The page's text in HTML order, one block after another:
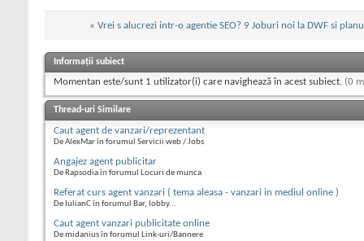
« Vrei s alucrezi intr-o agentie SEO? 9 Joburi noi la DWF si
Informații subiect
Momentan este/sunt 1 utilizator(i) care navighează în acest subiect. (0
Thread-uri Similare
Caut agent de vanzari/reprezentant
De AlexMar în forumul Servicii web / Jobs
Angajez agent publicitar
De Rapsodia în forumul Locuri de munca
Referat curs agent vanzari ( tema aleasa - vanzari in mediul online )
De IulianC în forumul Bar, lobby...
Caut agent vanzari publicitate online
De midanius în forumul Link-uri/Bannere